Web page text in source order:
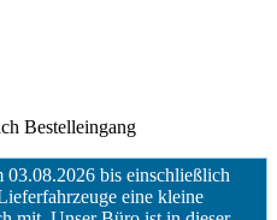
Bestelleingang
bis einschließlich
eine kleine